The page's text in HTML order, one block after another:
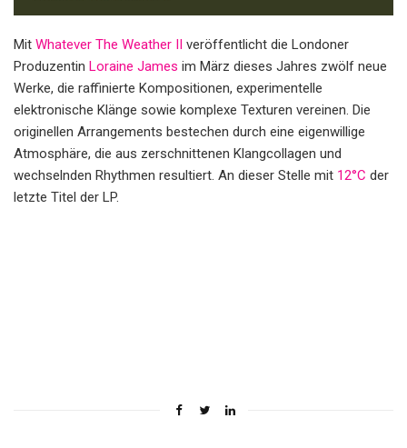
Mit Whatever The Weather II veröffentlicht die Londoner
Produzentin Loraine James im März dieses Jahres zwölf neue
Werke, die raffinierte Kompositionen, experimentelle
elektronische Klänge sowie komplexe Texturen vereinen. Die
originellen Arrangements bestechen durch eine eigenwillige
Atmosphäre, die aus zerschnittenen Klangcollagen und
wechselnden Rhythmen resultiert. An dieser Stelle mit 12°C der
letzte Titel der LP.